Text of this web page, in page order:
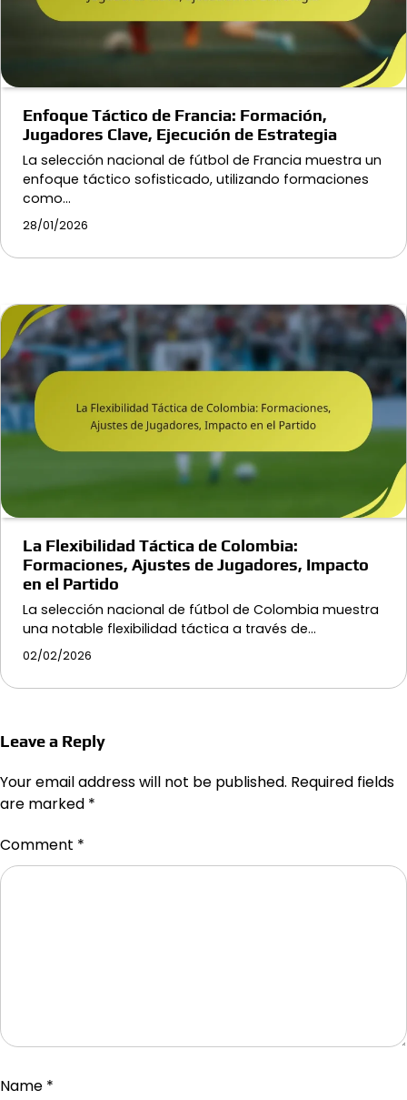
Enfoque Táctico de Francia: Formación,
Jugadores Clave, Ejecución de Estrategia
La selección nacional de fútbol de Francia muestra un
enfoque táctico sofisticado, utilizando formaciones
como…
28/01/2026
La Flexibilidad Táctica de Colombia:
Formaciones, Ajustes de Jugadores, Impacto
en el Partido
La selección nacional de fútbol de Colombia muestra
una notable flexibilidad táctica a través de…
02/02/2026
Leave a Reply
Your email address will not be published. Required fields
are marked *
Comment *
Name *